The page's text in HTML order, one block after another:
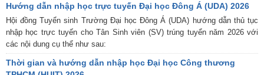
Hướng dẫn nhập học trực tuyến Đại học Đông Á (UDA) 2026
Hội đồng Tuyển sinh Trường Đại học Đông Á (UDA) hướng dẫn thủ tục
nhập học trực tuyến cho Tân Sinh viên (SV) trúng tuyển năm 2026 với
các nội dung cụ thể như sau:
Thời gian và hướng dẫn nhập học Đại học Công thương